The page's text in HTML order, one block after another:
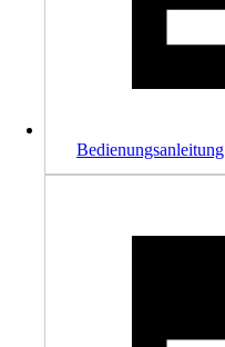
Bedienungsanleitung